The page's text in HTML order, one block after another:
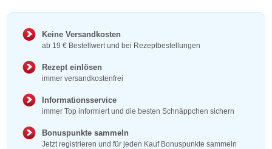
Keine Versandkosten
ab 19 € Bestellwert und bei Rezeptbestellungen
Rezept einlösen
immer versandkostenfrei
Informationsservice
immer Top informiert und die besten Schnäppchen sichern
Bonuspunkte sammeln
Jetzt registrieren und für jeden Kauf Bonuspunkte sammeln